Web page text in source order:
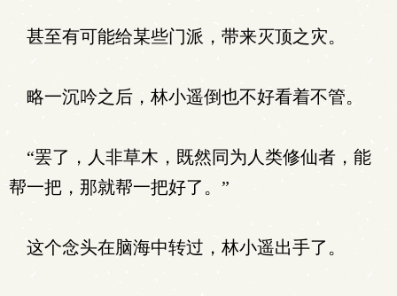
甚至有可能给某些门派，带来灭顶之灾。
略一沉吟之后，林小遥倒也不好看着不管。
“罢了，人非草木，既然同为人类修仙者，能
帮一把，那就帮一把好了。”
这个念头在脑海中转过，林小遥出手了。